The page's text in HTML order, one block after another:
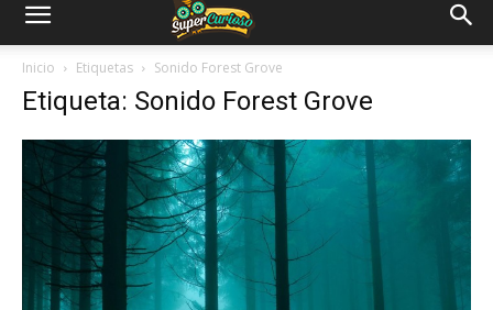
Inicio Etiquetas Sonido Forest Grove
Etiqueta: Sonido Forest Grove